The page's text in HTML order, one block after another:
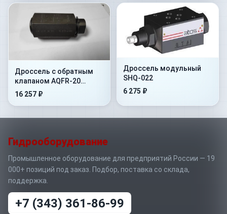
Дроссель с обратным
клапаном AQFR-20
(регулятор расхода
16 257 ₽
Дроссель модульный
SHQ-022
6 275 ₽
Гидрооборудование
Промышленное оборудование для предприятий России — 19
000+ позиций под заказ. Подбор, поставка со склада,
поддержка.
+7 (343) 361-86-99